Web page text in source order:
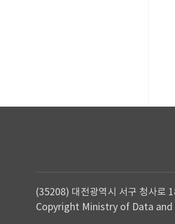
(35208) 대전광역시 서구 청사로
Copyright Ministry of Data